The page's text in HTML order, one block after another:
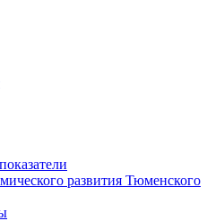
развития Тюменского